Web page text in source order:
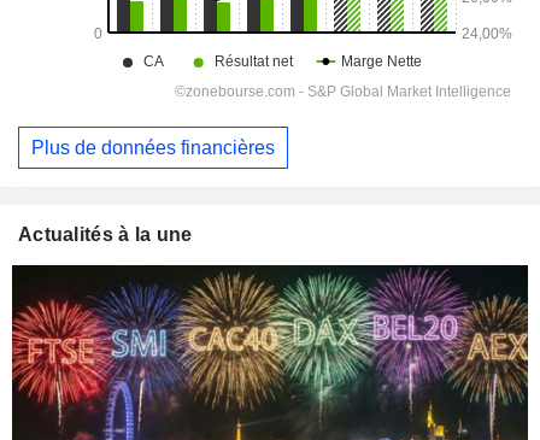
Plus de données financières
Actualités à la une